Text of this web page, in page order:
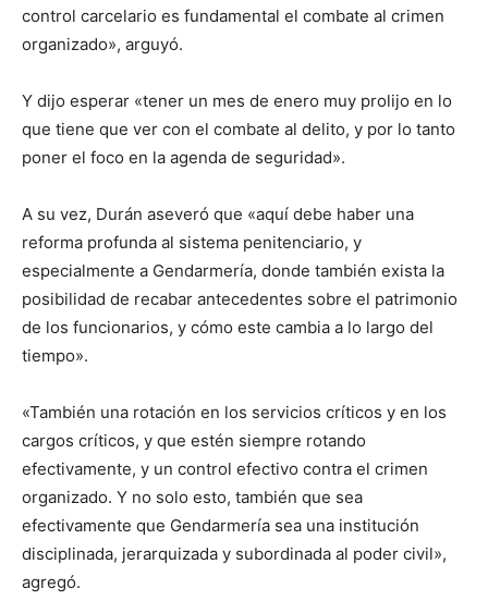
control carcelario es fundamental el combate al crimen
organizado», arguyó.
Y dijo esperar «tener un mes de enero muy prolijo en lo
que tiene que ver con el combate al delito, y por lo tanto
poner el foco en la agenda de seguridad».
A su vez, Durán aseveró que «aquí debe haber una
reforma profunda al sistema penitenciario, y
especialmente a Gendarmería, donde también exista la
posibilidad de recabar antecedentes sobre el patrimonio
de los funcionarios, y cómo este cambia a lo largo del
tiempo».
«También una rotación en los servicios críticos y en los
cargos críticos, y que estén siempre rotando
efectivamente, y un control efectivo contra el crimen
organizado. Y no solo esto, también que sea
efectivamente que Gendarmería sea una institución
disciplinada, jerarquizada y subordinada al poder civil»,
agregó.